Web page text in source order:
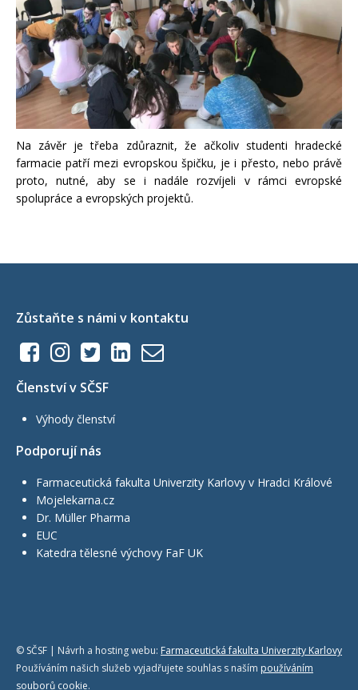
Na závěr je třeba zdůraznit, že ačkoliv studenti hradecké
farmacie patří mezi evropskou špičku, je i přesto, nebo právě
proto, nutné, aby se i nadále rozvíjeli v rámci evropské
spolupráce a evropských projektů.
Zůstaňte s námi v kontaktu
Členství v SČSF
Výhody členství
Podporují nás
Farmaceutická fakulta Univerzity Karlovy v Hradci Králové
Mojelekarna.cz
Dr. Müller Pharma
EUC
Katedra tělesné výchovy FaF UK
© SČSF | Návrh a hosting webu: Farmaceutická fakulta Univerzity Karlovy
Používáním našich služeb vyjadřujete souhlas s naším používáním
souborů cookie.